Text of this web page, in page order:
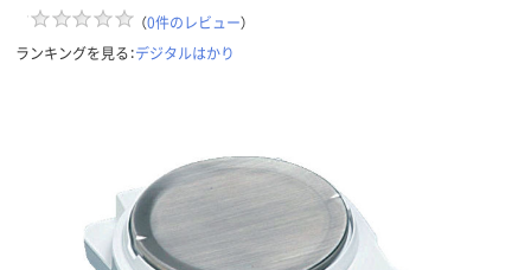
（0件のレビュー）
ランキングを見る：デジタルはかり